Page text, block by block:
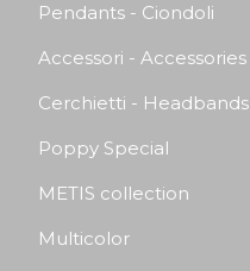
Pendants - Ciondoli
Accessori - Accessories
Cerchietti - Headbands
Poppy Special
METIS collection
Multicolor